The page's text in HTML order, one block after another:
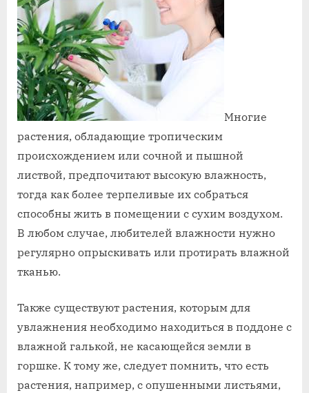
Многие
растения, обладающие тропическим
происхождением или сочной и пышной
листвой, предпочитают высокую влажность,
тогда как более терпеливые их собраться
способны жить в помещении с сухим воздухом.
В любом случае, любителей влажности нужно
регулярно опрыскивать или протирать влажной
тканью.
Также существуют растения, которым для
увлажнения необходимо находиться в поддоне с
влажной галькой, не касающейся земли в
горшке. К тому же, следует помнить, что есть
растения, например, с опушенными листьями,